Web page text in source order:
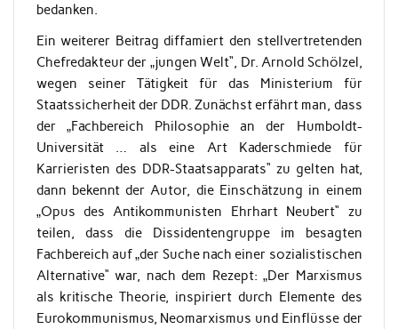
bedanken.
Ein weiterer Beitrag diffamiert den stellvertretenden
Chefredakteur der „jungen Welt“, Dr. Arnold Schölzel,
wegen seiner Tätigkeit für das Ministerium für
Staatssicherheit der DDR. Zunächst erfährt man, dass
der „Fachbereich Philosophie an der Humboldt-
Universität … als eine Art Kaderschmiede für
Karrieristen des DDR-Staatsapparats“ zu gelten hat,
dann bekennt der Autor, die Einschätzung in einem
„Opus des Antikommunisten Ehrhart Neubert“ zu
teilen, dass die Dissidentengruppe im besagten
Fachbereich auf „der Suche nach einer sozialistischen
Alternative“ war, nach dem Rezept: „Der Marxismus
als kritische Theorie, inspiriert durch Elemente des
Eurokommunismus, Neomarxismus und Einflüsse der